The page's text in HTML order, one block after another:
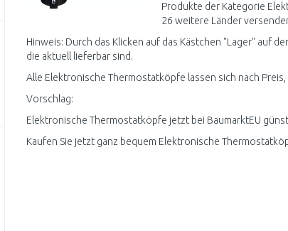
Produkte der Kategorie
26 weitere Länder
Hinweis: Durch das Klicken auf das Kästchen "Lager" auf
die aktuell lieferbar sind.
Alle Elektronische Thermostatköpfe lassen sich nach
Vorschlag:
Elektronische Thermostatköpfe jetzt bei BaumarktEU
Kaufen Sie jetzt ganz bequem Elektronische